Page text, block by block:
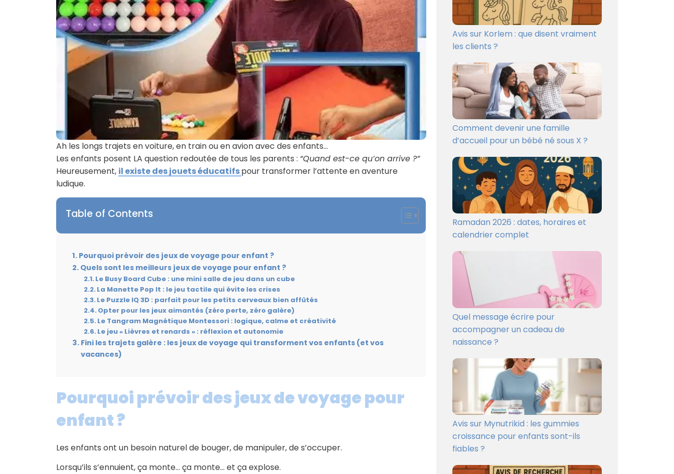
Ah les longs trajets en voiture, en train ou en avion avec des enfants…
Les enfants posent LA question redoutée de tous les parents : “Quand est-ce qu’on arrive ?”
Heureusement, il existe des jouets éducatifspour transformer l’attente en aventure
ludique.
Table of Contents
Pourquoi prévoir des jeux de voyage pour enfant ?
Quels sont les meilleurs jeux de voyage pour enfant ?
Le Busy Board Cube : une mini salle de jeu dans un cube
La Manette Pop It : le jeu tactile qui évite les crises
Le Puzzle IQ 3D : parfait pour les petits cerveaux bien affûtés
Opter pour les jeux aimantés (zéro perte, zéro galère)
Le Tangram Magnétique Montessori : logique, calme et créativité
Le jeu « Lièvres et renards » : réflexion et autonomie
Fini les trajets galère : les jeux de voyage qui transforment vos enfants (et vos
vacances)
Pourquoi prévoir des jeux de voyage pour
enfant ?
Les enfants ont un besoin naturel de bouger, de manipuler, de s’occuper.
Lorsqu’ils s’ennuient, ça monte… ça monte… et ça explose.
Avis sur Korlem : que disent vraiment
les clients ?
Comment devenir une famille
d’accueil pour un bébé né sous X ?
Ramadan 2026 : dates, horaires et
calendrier complet
Quel message écrire pour
accompagner un cadeau de
naissance ?
Avis sur Mynutrikid : les gummies
croissance pour enfants sont-ils
fiables ?